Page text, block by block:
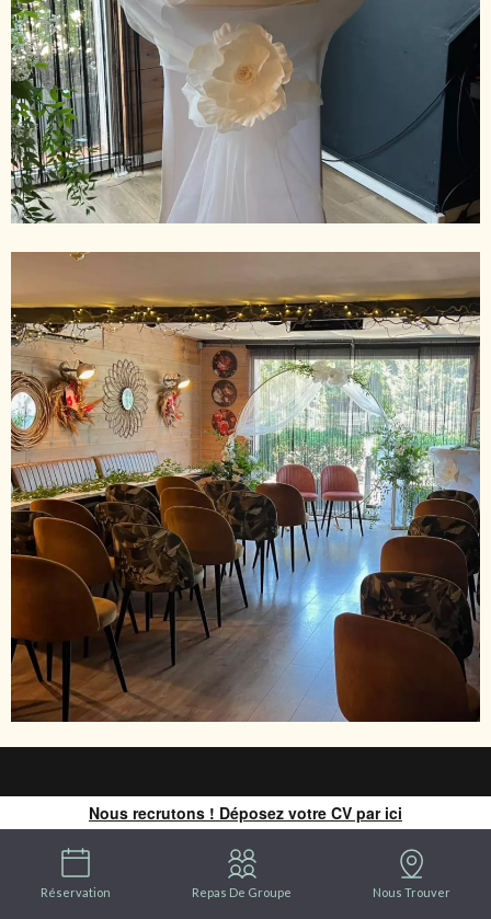
Nous recrutons ! Déposez votre CV par ici
Réservation Repas De Groupe Nous Trouver